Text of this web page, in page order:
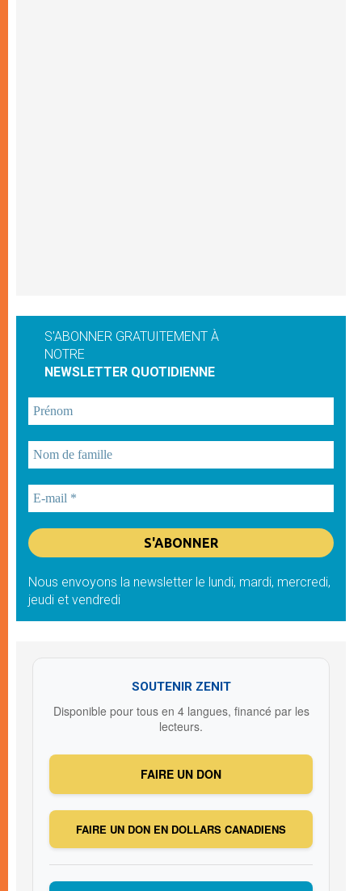
S'ABONNER GRATUITEMENT À
NOTRE
NEWSLETTER QUOTIDIENNE
Nous envoyons la newsletter le lundi, mardi, mercredi,
jeudi et vendredi
SOUTENIR ZENIT
Disponible pour tous en 4 langues, financé par les
lecteurs.
FAIRE UN DON
FAIRE UN DON EN DOLLARS CANADIENS